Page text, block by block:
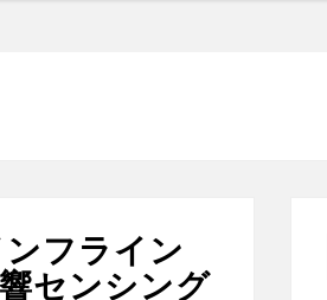
フライン
センシング